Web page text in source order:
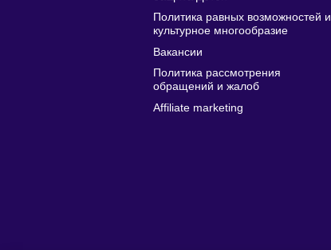
Политика равных возможностей и
культурное многообразие
Вакансии
Политика рассмотрения
обращений и жалоб
Affiliate marketing